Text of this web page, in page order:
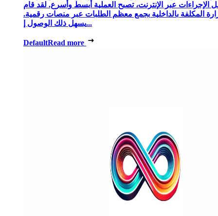
الإجراءات عبر الإنترنت، تصبح العملية أبسط وأسرع. لقد قام
المكلفة بالداخلية بجمع معظم الطلبات عبر منصات رقمية.
يسهل ذلك الوصول إ...
DefaultRead more